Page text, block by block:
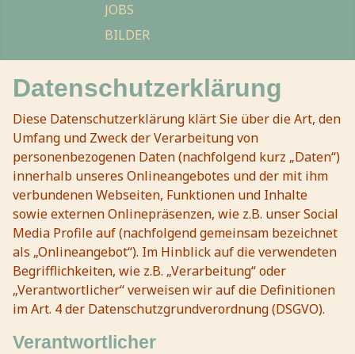
JOBS
BILDER
Datenschutzerklärung
Diese Datenschutzerklärung klärt Sie über die Art, den
Umfang und Zweck der Verarbeitung von
personenbezogenen Daten (nachfolgend kurz „Daten“)
innerhalb unseres Onlineangebotes und der mit ihm
verbundenen Webseiten, Funktionen und Inhalte
sowie externen Onlinepräsenzen, wie z.B. unser Social
Media Profile auf (nachfolgend gemeinsam bezeichnet
als „Onlineangebot“). Im Hinblick auf die verwendeten
Begrifflichkeiten, wie z.B. „Verarbeitung“ oder
„Verantwortlicher“ verweisen wir auf die Definitionen
im Art. 4 der Datenschutzgrundverordnung (DSGVO).
Verantwortlicher